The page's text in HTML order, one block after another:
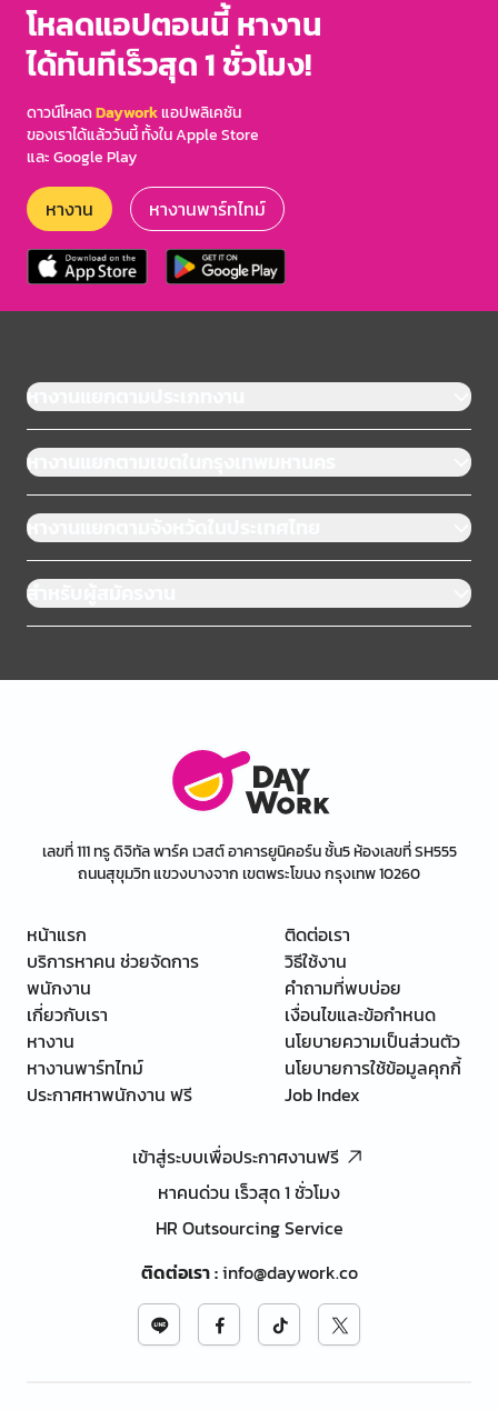
โหลดแอปตอนนี้ หางาน
ได้ทันทีเร็วสุด 1 ชั่วโมง!
ดาวน์โหลดDayworkแอปพลิเคชัน
ของเราได้แล้ววันนี้ ทั้งใน Apple Store
และ Google Play
หางาน หางานพาร์ทไทม์
หางานแยกตามประเภทงาน
หางานแยกตามเขตในกรุงเทพมหานคร
หางานแยกตามจังหวัดในประเทศไทย
สำหรับผู้สมัครงาน
เลขที่ 111 ทรู ดิจิทัล พาร์ค เวสต์ อาคารยูนิคอร์น ชั้น5 ห้องเลขที่ SH555
ถนนสุขุมวิท แขวงบางจาก เขตพระโขนง กรุงเทพ 10260
หน้าแรก
บริการหาคน ช่วยจัดการ
พนักงาน
เกี่ยวกับเรา
หางาน
หางานพาร์ทไทม์
ประกาศหาพนักงาน ฟรี
ติดต่อเรา
วิธีใช้งาน
คำถามที่พบบ่อย
เงื่อนไขและข้อกำหนด
นโยบายความเป็นส่วนตัว
นโยบายการใช้ข้อมูลคุกกี้
Job Index
เข้าสู่ระบบเพื่อประกาศงานฟรี
หาคนด่วน เร็วสุด 1 ชั่วโมง
HR Outsourcing Service
ติดต่อเรา:info@daywork.co